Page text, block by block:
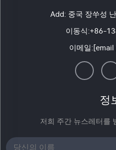
Add: 중국 장쑤성
이동식:+86-
이메일:
정
저희 주간 뉴스레터를